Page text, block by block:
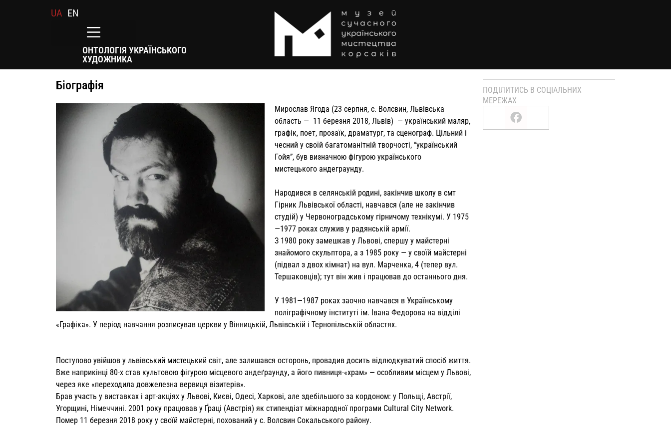
UA EN
ОНТОЛОГІЯ УКРАЇНСЬКОГО
ХУДОЖНИКА
Біографія
Мирослав Ягода (23 серпня, с. Волсвин, Львівська
область — 11 березня 2018, Львів) — український маляр,
графік, поет, прозаїк, драматург, та сценограф. Цільний і
чесний у своїй багатоманітній творчості, “український
Гойя”, був визначною фігурою українського
мистецького андеграунду.
Народився в селянській родині, закінчив школу в смт
Гірник Львівської області, навчався (але не закінчив
студій) у Червоноградському гірничому технікумі. У 1975
—1977 роках служив у радянській армії.
З 1980 року замешкав у Львові, спершу у майстерні
знайомого скульптора, а з 1985 року — у своїй майстерні
(підвал з двох кімнат) на вул. Марченка, 4 (тепер вул.
Тершаковців); тут він жив і працював до останнього дня.
У 1981—1987 роках заочно навчався в Українському
поліграфічному інституті ім. Івана Федорова на відділі
«Графіка». У період навчання розписував церкви у Вінницькій, Львівській і Тернопільській областях.
Поступово увійшов у львівський мистецький світ, але залишався осторонь, провадив досить відлюдкуватий спосіб життя.
Вже наприкінці 80-х став культовою фігурою місцевого андеґраунду, а його пивниця-«храм» — особливим місцем у Львові,
через яке «переходила довжелезна вервиця візитерів».
Брав участь у виставках і арт-акціях у Львові, Києві, Одесі, Харкові, але здебільшого за кордоном: у Польщі, Австрії,
Угорщині, Німеччині. 2001 року працював у Ґраці (Австрія) як стипендіат міжнародної програми Cultural City Network.
Помер 11 березня 2018 року у своїй майстерні, похований у с. Волсвин Сокальського району.
ПОДІЛИТИСЬ В СОЦІАЛЬНИХ
МЕРЕЖАХ